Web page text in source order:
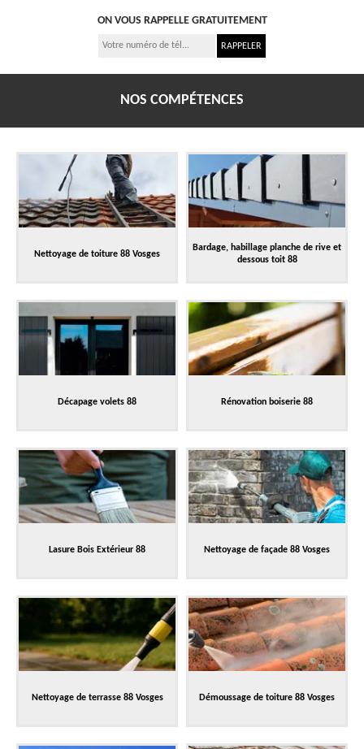
ON VOUS RAPPELLE GRATUITEMENT
NOS COMPÉTENCES
Nettoyage de toiture 88 Vosges
Bardage, habillage planche de rive et
dessous toit 88
Décapage volets 88 Rénovation boiserie 88
Lasure Bois Extérieur 88 Nettoyage de façade 88 Vosges
Nettoyage de terrasse 88 Vosges Démoussage de toiture 88 Vosges